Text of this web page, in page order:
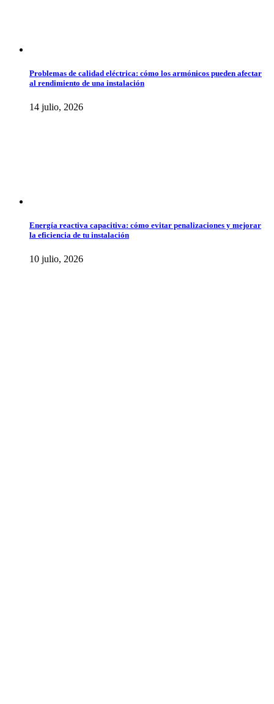
Problemas de calidad eléctrica: cómo los armónicos pueden afectar
al rendimiento de una instalación
14 julio, 2026
Energía reactiva capacitiva: cómo evitar penalizaciones y mejorar
la eficiencia de tu instalación
10 julio, 2026